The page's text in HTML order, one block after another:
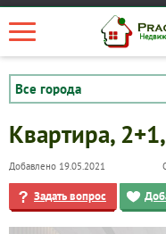
Квартира,
Добавлено 19.05.2021
Задать вопрос